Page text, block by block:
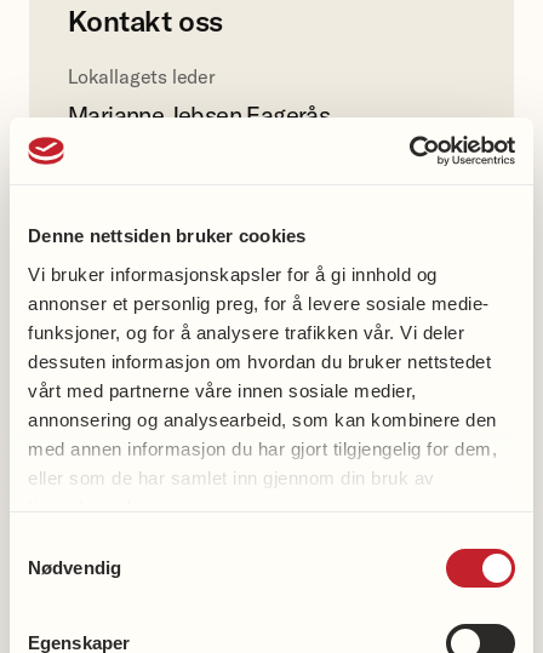
Denne nettsiden bruker cookies
Vi bruker informasjonskapsler for å gi innhold og
annonser et personlig preg, for å levere sosiale medie-
funksjoner, og for å analysere trafikken vår. Vi deler
dessuten informasjon om hvordan du bruker nettstedet
vårt med partnerne våre innen sosiale medier,
annonsering og analysearbeid, som kan kombinere den
med annen informasjon du har gjort tilgjengelig for dem,
eller som de har samlet inn gjennom din bruk av
Nødvendig
Egenskaper
Kontakt oss
Lokallagets leder
Marianne Jebsen Fagerås
Med oss-aktiviteter
Gå med oss
Syng med oss